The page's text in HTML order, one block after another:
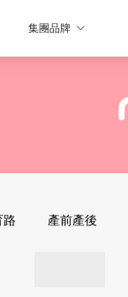
集團品牌
路 產前產後